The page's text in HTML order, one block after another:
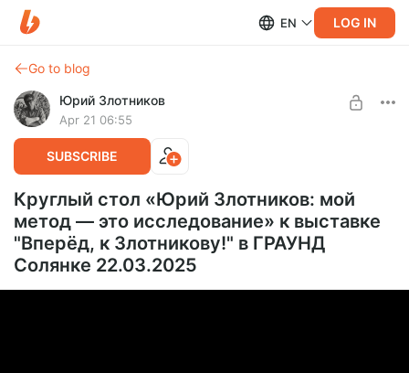
EN LOG IN
Go to blog
Юрий Злотников
Apr 21 06:55
SUBSCRIBE
Круглый стол «Юрий Злотников: мой
метод — это исследование» к выставке
"Вперёд, к Злотникову!" в ГРАУНД
Солянке 22.03.2025